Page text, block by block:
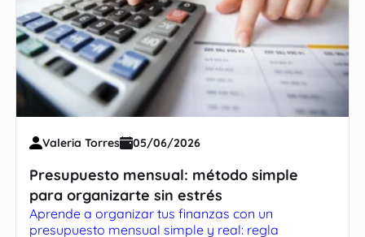
Valeria Torres 05/06/2026
Presupuesto mensual: método simple
para organizarte sin estrés
Aprende a organizar tus finanzas con un
presupuesto mensual simple y real: regla